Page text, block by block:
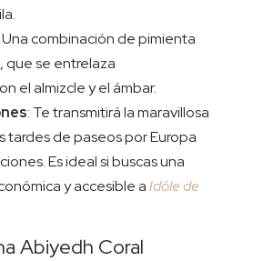
Una combinación de pimienta
que se entrelaza
el almizcle y el ámbar.
: Te transmitirá la maravillosa
tardes de paseos por Europa
Es ideal si buscas una
y accesible aIdôle de
Abiyedh Coral